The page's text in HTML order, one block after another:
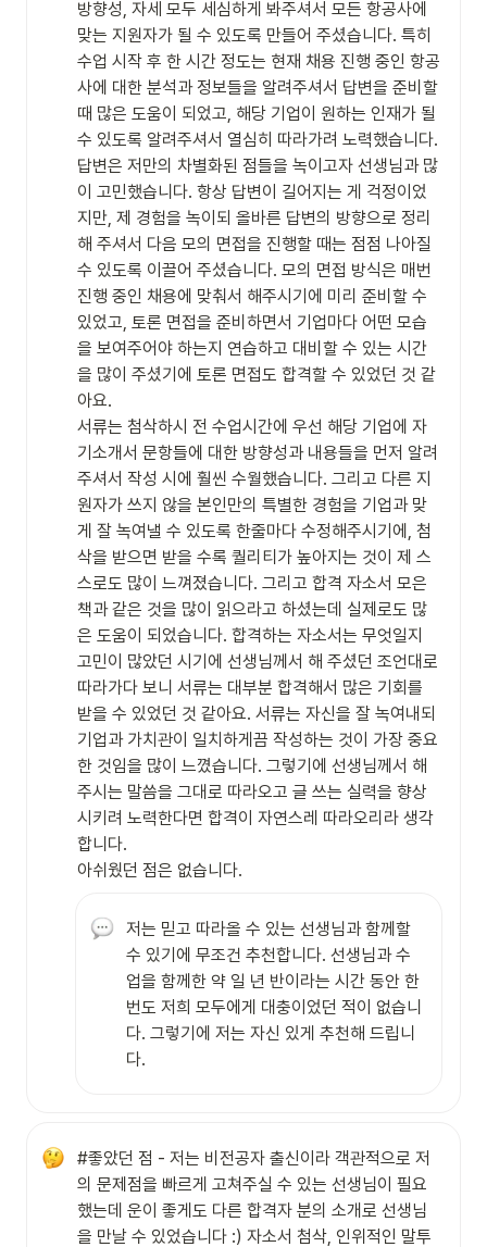
방향성, 자세 모두 세심하게 봐주셔서 모든 항공사에
맞는 지원자가 될 수 있도록 만들어 주셨습니다. 특히
수업 시작 후 한 시간 정도는 현재 채용 진행 중인 항공
사에 대한 분석과 정보들을 알려주셔서 답변을 준비할
때 많은 도움이 되었고, 해당 기업이 원하는 인재가 될
수 있도록 알려주셔서 열심히 따라가려 노력했습니다.
답변은 저만의 차별화된 점들을 녹이고자 선생님과 많
이 고민했습니다. 항상 답변이 길어지는 게 걱정이었
지만, 제 경험을 녹이되 올바른 답변의 방향으로 정리
해 주셔서 다음 모의 면접을 진행할 때는 점점 나아질
수 있도록 이끌어 주셨습니다. 모의 면접 방식은 매번
진행 중인 채용에 맞춰서 해주시기에 미리 준비할 수
있었고, 토론 면접을 준비하면서 기업마다 어떤 모습
을 보여주어야 하는지 연습하고 대비할 수 있는 시간
을 많이 주셨기에 토론 면접도 합격할 수 있었던 것 같
아요.
서류는 첨삭하시 전 수업시간에 우선 해당 기업에 자
기소개서 문항들에 대한 방향성과 내용들을 먼저 알려
주셔서 작성 시에 훨씬 수월했습니다. 그리고 다른 지
원자가 쓰지 않을 본인만의 특별한 경험을 기업과 맞
게 잘 녹여낼 수 있도록 한줄마다 수정해주시기에, 첨
삭을 받으면 받을 수록 퀄리티가 높아지는 것이 제 스
스로도 많이 느껴졌습니다. 그리고 합격 자소서 모은
책과 같은 것을 많이 읽으라고 하셨는데 실제로도 많
은 도움이 되었습니다. 합격하는 자소서는 무엇일지
고민이 많았던 시기에 선생님께서 해 주셨던 조언대로
따라가다 보니 서류는 대부분 합격해서 많은 기회를
받을 수 있었던 것 같아요. 서류는 자신을 잘 녹여내되
기업과 가치관이 일치하게끔 작성하는 것이 가장 중요
한 것임을 많이 느꼈습니다. 그렇기에 선생님께서 해
주시는 말씀을 그대로 따라오고 글 쓰는 실력을 향상
시키려 노력한다면 합격이 자연스레 따라오리라 생각
합니다.
아쉬웠던 점은 없습니다.
저는 믿고 따라올 수 있는 선생님과 함께할
수 있기에 무조건 추천합니다. 선생님과 수
업을 함께한 약 일 년 반이라는 시간 동안 한
번도 저희 모두에게 대충이었던 적이 없습니
다. 그렇기에 저는 자신 있게 추천해 드립니
다.
#좋았던 점 - 저는 비전공자 출신이라 객관적으로 저
의 문제점을 빠르게 고쳐주실 수 있는 선생님이 필요
했는데 운이 좋게도 다른 합격자 분의 소개로 선생님
을 만날 수 있었습니다 :) 자소서 첨삭, 인위적인 말투